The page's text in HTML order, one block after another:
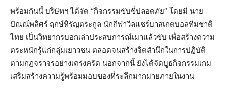
พร้อมกันนี้ บริษัทฯ ได้จัด “กิจกรรมขับขี่ปลอดภัย” โดยมี นาย
ปัณณ์พลิศร์ ฤกษ์หิรัญตระกูล นักกีฬาวีลแชร์บาสเกตบอลทีมชาติ
ไทย เป็นวิทยากรบอกเล่าประสบการณ์เมาแล้วขับ เพื่อสร้างความ
ตระหนักรู้แก่กลุ่มเยาวชน ตลอดจนสร้างจิตสำนึกในการปฏิบัติ
ตามกฎจราจรอย่างเคร่งครัด นอกจากนี้ ยังได้จัดบูธกิจกรรมเกม
เสริมสร้างความรู้พร้อมมอบของที่ระลึกมากมายภายในงาน